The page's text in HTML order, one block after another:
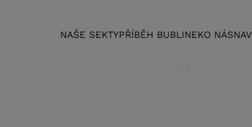
NAŠE SEKTYPŘÍBĚH BUBLINEKO NÁS